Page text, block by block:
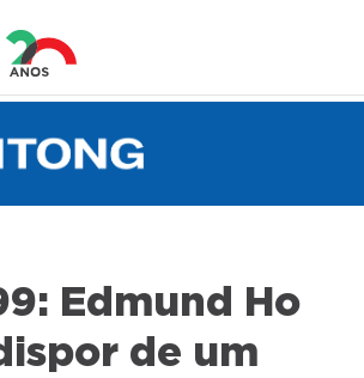
Edmund Ho
de um